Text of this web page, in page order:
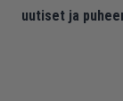
uutiset ja